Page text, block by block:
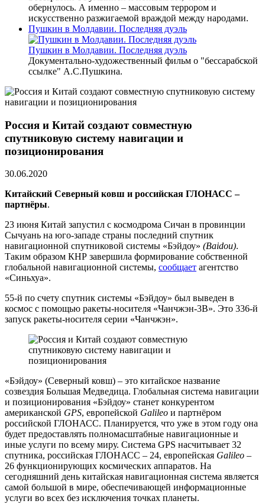
обернулось. А именно – массовым террором и
искусственно разжигаемой враждой между народами.
Пушкин в Молдавии. Последняя дуэль
Пушкин в Молдавии. Последняя дуэль
Документально-художественный фильм о "бессарабской
ссылке" А.С.Пушкина.
Россия и Китай создают совместную
спутниковую систему навигации и
позиционирования
30.06.2020
Китайский Северный ковш и российская ГЛОНАСС –
партнёры.
23 июня Китай запустил с космодрома Сичан в провинции
Сычуань на юго-западе страны последний спутник
навигационной спутниковой системы «Бэйдоу» (Baidou).
Таким образом КНР завершила формирование собственной
глобальной навигационной системы, сообщает агентство
«Синьхуа».
55-й по счету спутник системы «Бэйдоу» был выведен в
космос с помощью ракеты-носителя «Чанчжэн-3B». Это 336-й
запуск ракеты-носителя серии «Чанчжэн».
«Бэйдоу» (Северный ковш) – это китайское название
созвездия Большая Медведица. Глобальная система навигации
и позиционирования «Бэйдоу» станет конкурентом
американской GPS, европейской Galileo и партнёром
российской ГЛОНАСС. Планируется, что уже в этом году она
будет предоставлять полномасштабные навигационные и
иные услуги по всему миру. Система GPS насчитывает 32
спутника, российская ГЛОНАСС – 24, европейская Galileo –
26 функционирующих космических аппаратов. На
сегодняшний день китайская навигационная система является
самой большой в мире, обеспечивающей информационные
услуги во всех без исключения точках планеты.